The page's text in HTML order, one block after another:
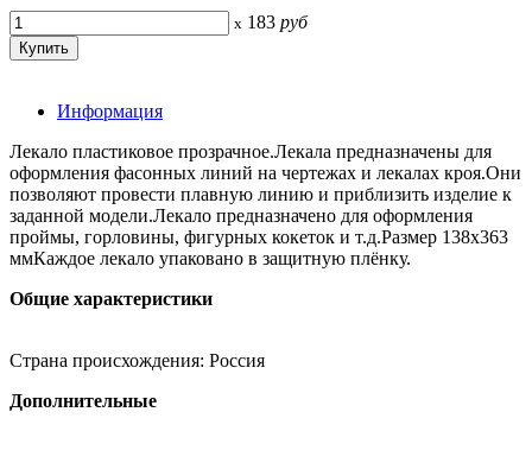
x 183 руб
Информация
Лекало пластиковое прозрачное.Лекала предназначены для
оформления фасонных линий на чертежах и лекалах кроя.Они
позволяют провести плавную линию и приблизить изделие к
заданной модели.Лекало предназначено для оформления
проймы, горловины, фигурных кокеток и т.д.Размер 138х363
ммКаждое лекало упаковано в защитную плёнку.
Общие характеристики
Страна происхождения: Россия
Дополнительные